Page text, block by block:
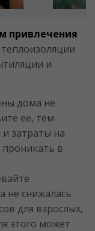
привлечения
и
дома не
ее, тем
затраты на
в
не снижалась
для взрослых,
этого может